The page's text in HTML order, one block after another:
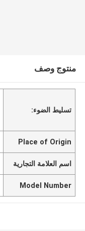
منتوج وصف
تسليط الضوء:
Place of Origin
اسم العلامة التجارية
Model Number